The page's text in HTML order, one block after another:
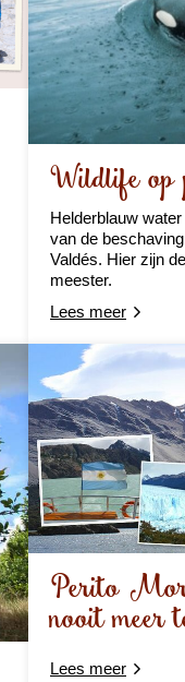
Wildlife op
Helderblauw
van de
Valdés. Hier zijn
meester.
Lees meer
Perito
nooit meer
Lees meer